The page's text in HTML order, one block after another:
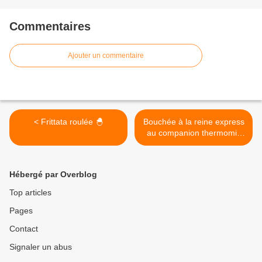
Commentaires
Ajouter un commentaire
< Frittata roulée 🐣
Bouchée à la reine express
au companion thermomix
ou autres robots >
Hébergé par Overblog
Top articles
Pages
Contact
Signaler un abus